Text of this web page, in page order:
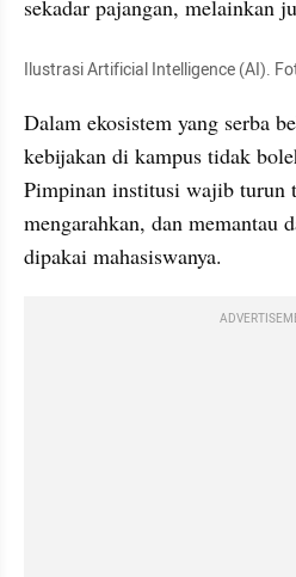
sekadar pajangan, melainkan
Ilustrasi Artificial Intelligence (AI).
Dalam ekosistem yang serba
kebijakan di kampus tidak
Pimpinan institusi wajib turun
mengarahkan, dan memantau
dipakai mahasiswanya.